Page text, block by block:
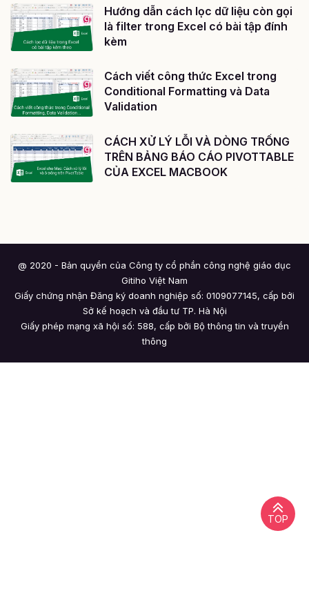
Hướng dẫn cách lọc dữ liệu còn gọi
là filter trong Excel có bài tập đính
kèm
Cách viết công thức Excel trong
Conditional Formatting và Data
Validation
CÁCH XỬ LÝ LỖI VÀ DÒNG TRỐNG
TRÊN BẢNG BÁO CÁO PIVOTTABLE
CỦA EXCEL MACBOOK
TOP
@ 2020 - Bản quyền của Công ty cổ phần công nghệ giáo dục
Gitiho Việt Nam
Giấy chứng nhận Đăng ký doanh nghiệp số: 0109077145, cấp bởi
Sở kế hoạch và đầu tư TP. Hà Nội
Giấy phép mạng xã hội số: 588, cấp bởi Bộ thông tin và truyền
thông